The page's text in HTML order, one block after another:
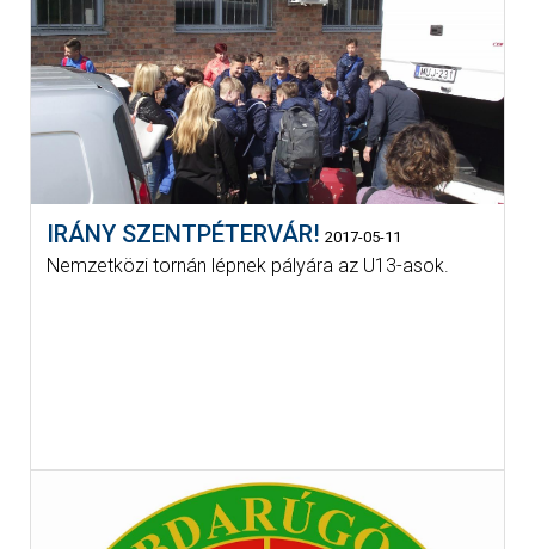
IRÁNY SZENTPÉTERVÁR! 2017-05-11
Nemzetközi tornán lépnek pályára az U13-asok.